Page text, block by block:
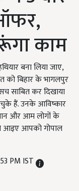
काम
बना लिया जाए,
बिहार के भागलपुर
साबित कर दिखाया
हैं. उनके आविष्कार
और आम लोगों के
आइए आपको गोपाल
PM IST